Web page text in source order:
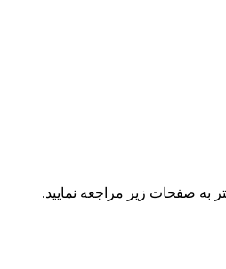
صفحات زیر مراجعه نمایید.